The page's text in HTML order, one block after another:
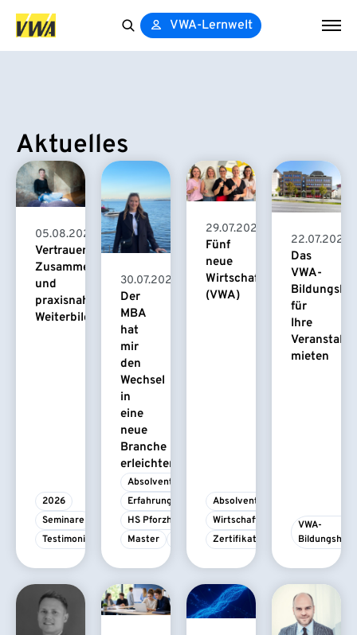
VWA-Lernwelt
Aktuelles
05.08.2026
Vertrauensvolle
Zusammenarbeit
und
praxisnahe
Weiterbildung
2026
Seminare
Testimonial
30.07.2026
Der
MBA
hat
mir
den
Wechsel
in
eine
neue
Branche
erleichtert
Absolvent/-in
Erfahrungsbericht
HS Pforzheim
Master
29.07.2026
Fünf
neue
Wirtschaftspsychologinnen
(VWA)
Absolvent/-in
Wirtschaftspsychologie
Zertifikatskurs
22.07.2026
Das
VWA-
für
Ihre
mieten
VWA-
Bildungshaus